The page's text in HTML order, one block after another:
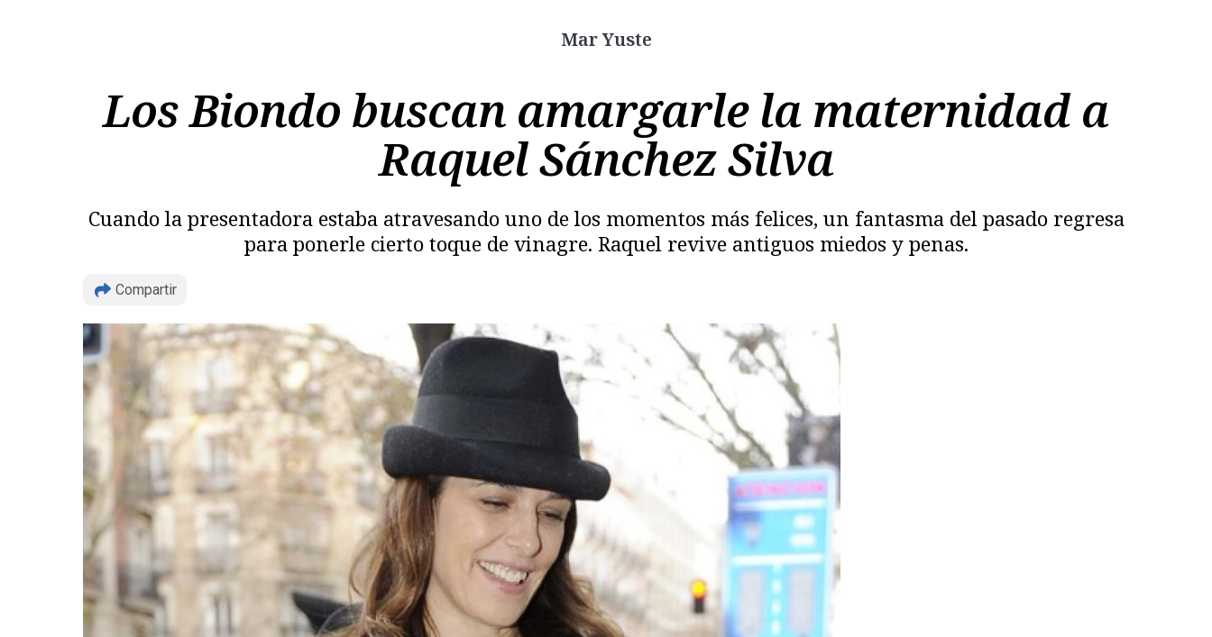
Mar Yuste
Los Biondo buscan amargarle la maternidad a
Raquel Sánchez Silva
Cuando la presentadora estaba atravesando uno de los momentos más felices, un fantasma del pasado regresa
para ponerle cierto toque de vinagre. Raquel revive antiguos miedos y penas.
Compartir
Copiar